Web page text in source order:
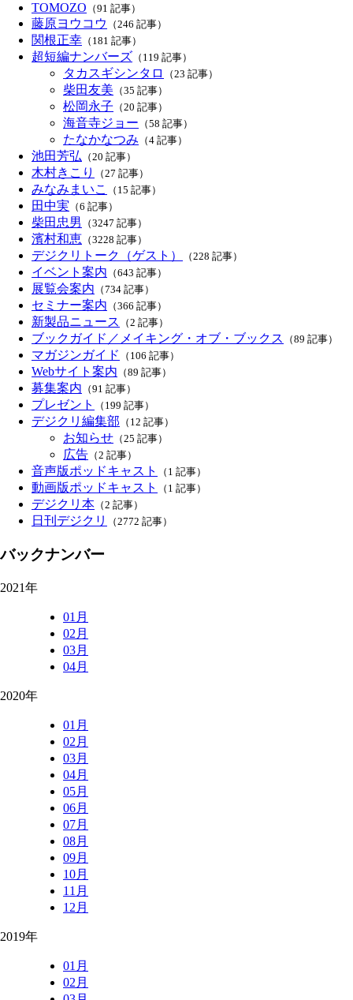
TOMOZO （91 記事）
藤原ヨウコウ （246 記事）
関根正幸 （181 記事）
超短編ナンバーズ （119 記事）
タカスギシンタロ （23 記事）
柴田友美 （35 記事）
松岡永子 （20 記事）
海音寺ジョー （58 記事）
たなかなつみ （4 記事）
池田芳弘 （20 記事）
木村きこり （27 記事）
みなみまいこ （15 記事）
田中実 （6 記事）
柴田忠男 （3247 記事）
濱村和恵 （3228 記事）
デジクリトーク（ゲスト） （228 記事）
イベント案内 （643 記事）
展覧会案内 （734 記事）
セミナー案内 （366 記事）
新製品ニュース （2 記事）
ブックガイド／メイキング・オブ・ブックス （89 記事）
マガジンガイド （106 記事）
Webサイト案内 （89 記事）
募集案内 （91 記事）
プレゼント （199 記事）
デジクリ編集部 （12 記事）
お知らせ （25 記事）
広告 （2 記事）
音声版ポッドキャスト （1 記事）
動画版ポッドキャスト （1 記事）
デジクリ本 （2 記事）
日刊デジクリ （2772 記事）
バックナンバー
2021年
01月
02月
03月
04月
2020年
01月
02月
03月
04月
05月
06月
07月
08月
09月
10月
11月
12月
2019年
01月
02月